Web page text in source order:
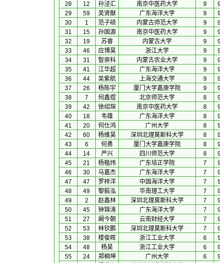
28
12 孙泾汇 南京中医药大学 9
29
59 吴贤猷 广东海洋大学 9
30
1 范子硕 内蒙古师范大学 9
31
15 孙国源 南京中医药大学 9
32
19 苏睿 内蒙古大学 9
33
46 应博昊 浙江大学 9
34
31 智崇科 内蒙古农业大学 9
35
41 江华超 广东海洋大学 9
36
44 吴紫航 上海交通大学 9
37
26 杨陈宇 厦门大学嘉庚学院 9
38
7 何鑫煜 北京师范大学 8
39
42 徐绍琛 南京中医药大学 8
40
18 韦雄 广东海洋大学 8
41
20 何仕鸿 广州大学 8
42
60 杨维昊 深圳北理莫斯科大学 8
43
6 何勇 厦门大学嘉庚学院 8
44
14 严兴 四川师范大学 8
45
21 杨楷炜 广东培正学院 7
46
30 马嘉杰 广东海洋大学 7
47
47 罗梓洋 中国海洋大学 7
48
49 黎毅泓 华南理工大学 7
49
2 赵鑫林 深圳北理莫斯科大学 7
50
45 钟锦涛 广东海洋大学 7
51
27 阚今朝 云南财经大学 7
52
53 林钦鹏 深圳北理莫斯科大学 7
53
38 楼俊晖 浙江工业大学 6
54
48 杨昊 浙江工业大学 6
55
24 郑桐坤 广州大学 6